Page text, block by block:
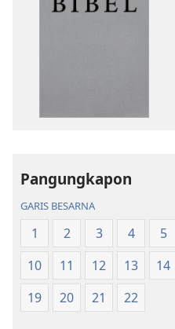
Pangungkapon
GARIS BESARNA
1 2 3 4 5
10
11 12 13 14
19
20 21 22